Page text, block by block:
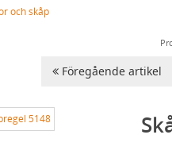
Föregående artikel